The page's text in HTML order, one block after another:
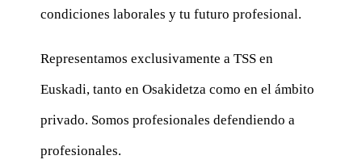
condiciones laborales y tu futuro profesional.
Representamos exclusivamente a TSS en
Euskadi, tanto en Osakidetza como en el ámbito
privado. Somos profesionales defendiendo a
profesionales.